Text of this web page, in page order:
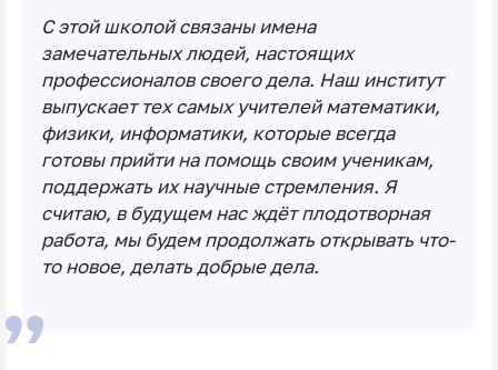
С этой школой связаны имена
замечательных людей, настоящих
профессионалов своего дела. Наш институт
выпускает тех самых учителей математики,
физики, информатики, которые всегда
готовы прийти на помощь своим ученикам,
поддержать их научные стремления. Я
считаю, в будущем нас ждёт плодотворная
работа, мы будем продолжать открывать что-
то новое, делать добрые дела.